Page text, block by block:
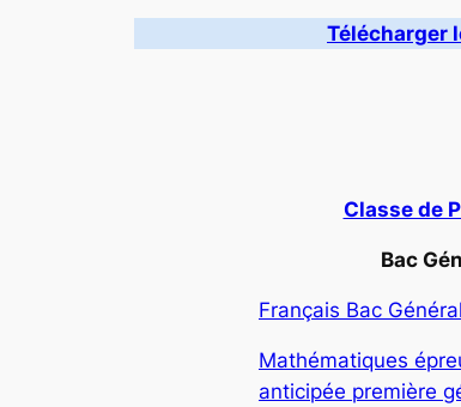
Télécharger
Classe de
Bac
Français Bac Général
Mathématiques
anticipée première